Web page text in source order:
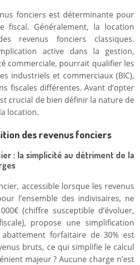
fonciers est déterminante pour
fiscal. Généralement, la location
revenus fonciers classiques.
active dans la gestion,
commerciale, pourrait qualifier les
industriels et commerciaux (BIC),
fiscales différentes. Avant d’opter
crucial de bien définir la nature de
location.
des revenus fonciers
: la simplicité au détriment de la
accessible lorsque les revenus
l’ensemble des indivisaires, ne
(chiffre susceptible d’évoluer,
propose une simplification
forfaitaire de 30% est
bruts, ce qui simplifie le calcul
majeur ? Aucune charge n’est